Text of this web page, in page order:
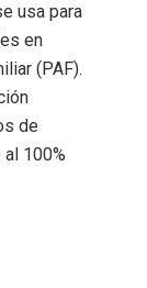
usa para
en
(PAF).
de
100%